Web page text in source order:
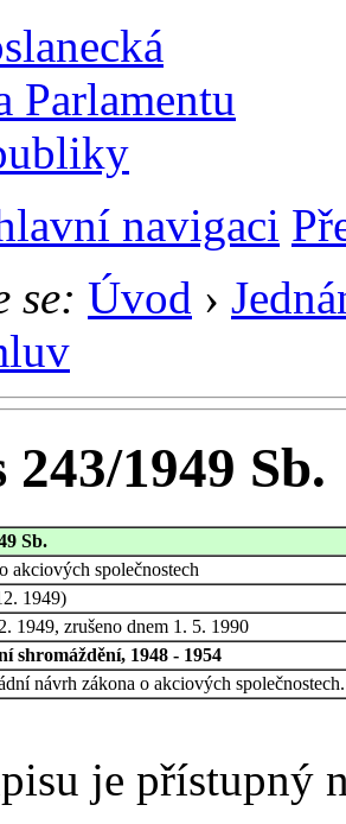
navigaci
se: Úvod ›
1949 Sb.
Sb.
akciových společnostech
1949)
1949, zrušeno dnem 1. 5. 1990
shromáždění, 1948 - 1954
návrh zákona o akciových společnostech.
je přístupný